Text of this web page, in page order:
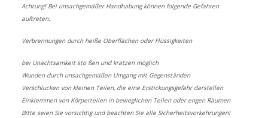
Achtung! Bei unsachgemäßer Handhabung können folgende Gefahren
auftreten:
Verbrennungen durch heiße Oberflächen oder Flüssigkeiten
bei Unachtsamkeit sto ßen und kratzen möglich
Wunden durch unsachgemäßen Umgang mit Gegenständen
Verschlucken von kleinen Teilen, die eine Erstickungsgefahr darstellen
Einklemmen von Körperteilen in beweglichen Teilen oder engen Räumen
Bitte seien Sie vorsichtig und beachten Sie alle Sicherheitsvorkehrungen!